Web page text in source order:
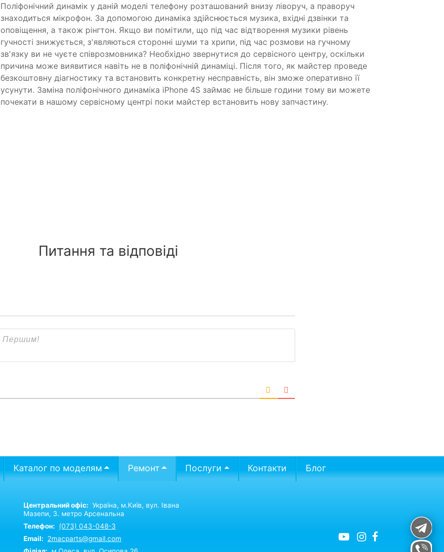
Поліфонічний динамік у даній моделі телефону розташований внизу ліворуч, а праворуч
знаходиться мікрофон. За допомогою динаміка здійснюється музика, вхідні дзвінки та
оповіщення, а також рінгтон. Якщо ви помітили, що під час відтворення музики рівень
гучності знижується, з'являються сторонні шуми та хрипи, під час розмови на гучному
зв'язку ви не чуєте співрозмовника? Необхідно звернутися до сервісного центру, оскільки
причина може виявитися навіть не в поліфонічній динаміці. Після того, як майстер проведе
безкоштовну діагностику та встановить конкретну несправність, він зможе оперативно її
усунути. Заміна поліфонічного динаміка iPhone 4S займає не більше години тому ви можете
почекати в нашому сервісному центрі поки майстер встановить нову запчастину.
Питання та відповіді
Каталог по моделям Ремонт Послуги Контакти Блог
Центральний офіс: Україна, м.Київ, вул. Івана
Мазепи, 3. метро Арсенальна
Телефон:
(073) 043-048-3
Email:
2macparts@gmail.com